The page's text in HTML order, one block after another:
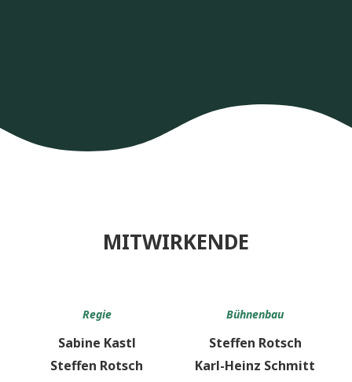
MITWIRKENDE
Regie
Sabine Kastl
Steffen Rotsch
Bühnenbau
Steffen Rotsch
Karl-Heinz Schmitt